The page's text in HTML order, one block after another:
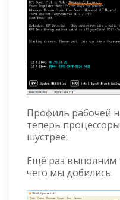
Профиль рабочей
теперь
шустрее.
Ещё раз выполним
чего мы добились.